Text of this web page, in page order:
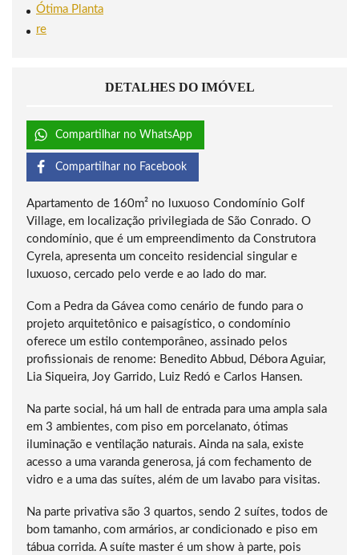
Ótima Planta
re
DETALHES DO IMÓVEL
Compartilhar no WhatsApp
Compartilhar no Facebook
Apartamento de 160m² no luxuoso Condomínio Golf
Village, em localização privilegiada de São Conrado. O
condomínio, que é um empreendimento da Construtora
Cyrela, apresenta um conceito residencial singular e
luxuoso, cercado pelo verde e ao lado do mar.
Com a Pedra da Gávea como cenário de fundo para o
projeto arquitetônico e paisagístico, o condomínio
oferece um estilo contemporâneo, assinado pelos
profissionais de renome: Benedito Abbud, Débora Aguiar,
Lia Siqueira, Joy Garrido, Luiz Redó e Carlos Hansen.
Na parte social, há um hall de entrada para uma ampla sala
em 3 ambientes, com piso em porcelanato, ótimas
iluminação e ventilação naturais. Ainda na sala, existe
acesso a uma varanda generosa, já com fechamento de
vidro e a uma das suítes, além de um lavabo para visitas.
Na parte privativa são 3 quartos, sendo 2 suítes, todos de
bom tamanho, com armários, ar condicionado e piso em
tábua corrida. A suíte master é um show à parte, pois